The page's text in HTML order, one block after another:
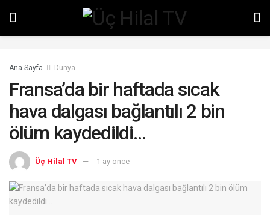
Ana Sayfa Dünya
Fransa’da bir haftada sıcak
hava dalgası bağlantılı 2 bin
ölüm kaydedildi…
Üç Hilal TV 1 ay önce